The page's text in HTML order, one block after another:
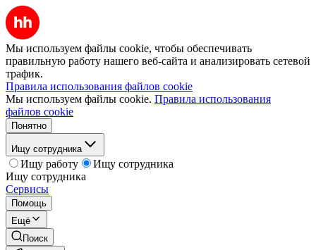
Мы используем файлы cookie, чтобы обеспечивать
правильную работу нашего веб-сайта и анализировать сетевой
трафик.
Правила использования файлов cookie
Мы используем файлы cookie. Правила использования
файлов cookie
Понятно
Ищу сотрудника
Ищу работу
Ищу сотрудника
Ищу сотрудника
Сервисы
Помощь
Ещё
Поиск